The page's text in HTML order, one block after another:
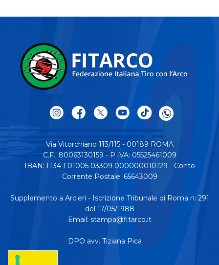
Via Vitorchiano 113/115 - 00189 ROMA
C.F.: 80063130159 - P.IVA: 05525461009
IBAN: IT34 F01005 03309 000000010129 - Conto
Corrente Postale: 65643009
Supplemento a Arcieri - Iscrizione Tribunale di Roma n: 291
del 17/05/1988
Email: stampa@fitarco.it
DPO avv. Tiziana Pica